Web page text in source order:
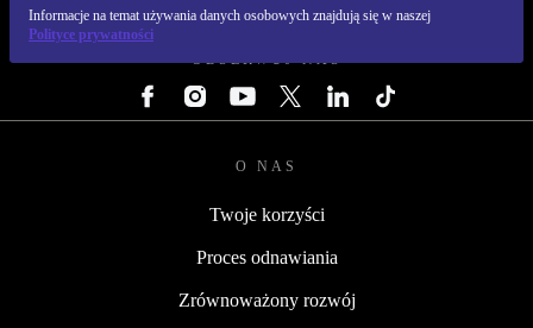
Informacje na temat używania danych osobowych znajdują się w naszej
Polityce prywatności
OBSERWUJ NAS
O NAS
Twoje korzyści
Proces odnawiania
Zrównoważony rozwój